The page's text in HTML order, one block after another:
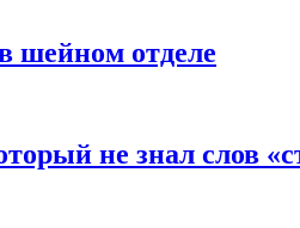
шейном отделе
не знал слов